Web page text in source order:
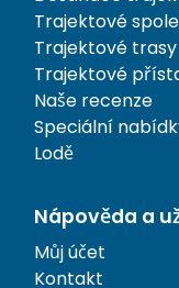
Trajektové
Trajektové trasy
Trajektové
Naše recenze
Speciální
Lodě
Nápověda a
Můj účet
Kontakt